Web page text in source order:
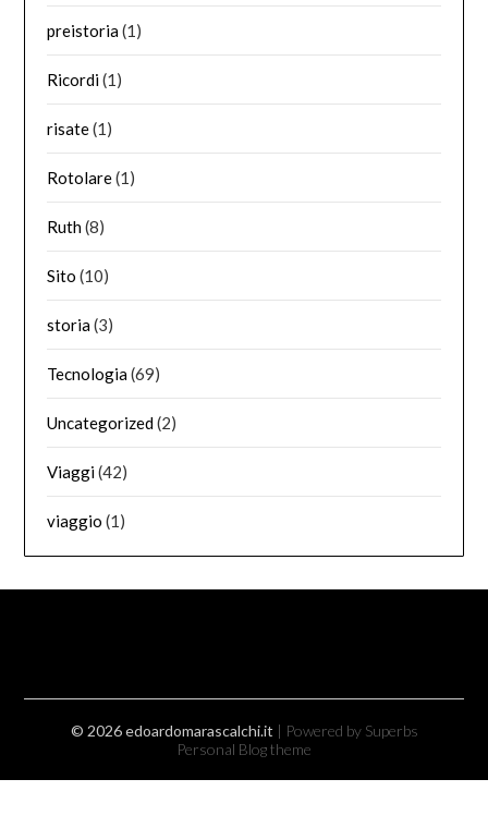
preistoria(1)
Ricordi(1)
risate(1)
Rotolare(1)
Ruth(8)
Sito (10)
storia(3)
Tecnologia(69)
Uncategorized(2)
Viaggi(42)
viaggio (1)
© 2026 edoardomarascalchi.it | Powered by Superbs
Personal Blog theme